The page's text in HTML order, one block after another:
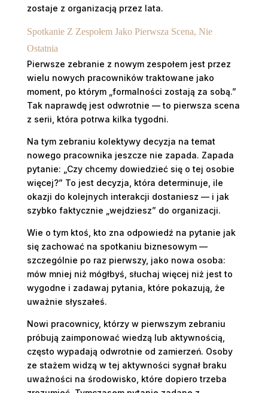
zostaje z organizacją przez lata.
Spotkanie Z Zespołem Jako Pierwsza Scena, Nie
Ostatnia
Pierwsze zebranie z nowym zespołem jest przez
wielu nowych pracowników traktowane jako
moment, po którym „formalności zostają za sobą.”
Tak naprawdę jest odwrotnie — to pierwsza scena
z serii, która potrwa kilka tygodni.
Na tym zebraniu kolektywy decyzja na temat
nowego pracownika jeszcze nie zapada. Zapada
pytanie: „Czy chcemy dowiedzieć się o tej osobie
więcej?” To jest decyzja, która determinuje, ile
okazji do kolejnych interakcji dostaniesz — i jak
szybko faktycznie „wejdziesz” do organizacji.
Wie o tym ktoś, kto zna odpowiedź na pytanie jak
się zachować na spotkaniu biznesowym —
szczególnie po raz pierwszy, jako nowa osoba:
mów mniej niż mógłbyś, słuchaj więcej niż jest to
wygodne i zadawaj pytania, które pokazują, że
uważnie słyszałeś.
Nowi pracownicy, którzy w pierwszym zebraniu
próbują zaimponować wiedzą lub aktywnością,
często wypadają odwrotnie od zamierzeń. Osoby
ze stażem widzą w tej aktywności sygnał braku
uważności na środowisko, które dopiero trzeba